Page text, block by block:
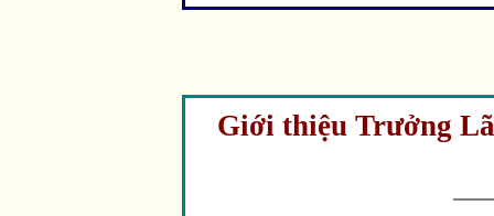
Giới thiệu Trưởng